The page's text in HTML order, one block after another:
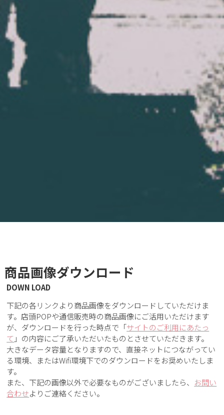
商品画像ダウンロード
DOWN LOAD
下記の各リンクより商品画像をダウンロードしていただけま
す。店頭POPや通信販売時の商品画像にご活用いただけます
が、ダウンロードを行った時点で「サイトのご利用にあたっ
て 」の内容にご了承いただいたものとさせていただきます。
大きなデータ容量となりますので、直接ネットにつながってい
る環境、またはWifi環境下でのダウンロードをお奨めいたしま
す。
また、下記の画像以外で必要なものがございましたら、 お問い
合わせよりご連絡ください。